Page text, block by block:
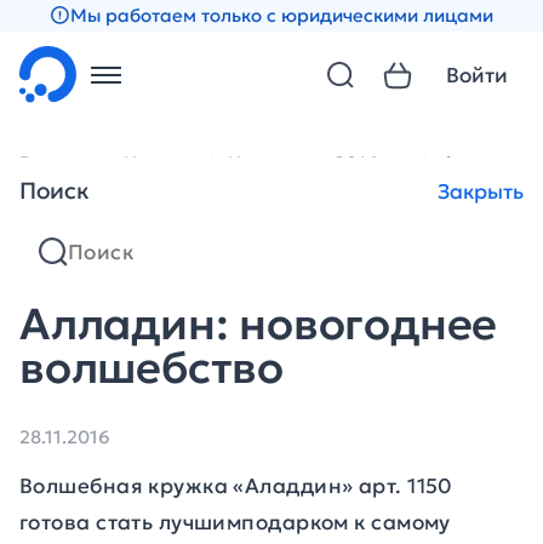
Мы работаем только с юридическими лицами
Поиск Закрыть
Войти
Главная Новости Новости за 2016 год Алладин:
Алладин: новогоднее
волшебство
28.11.2016
Волшебная кружка «Аладдин» арт. 1150
готова стать лучшимподарком к самому